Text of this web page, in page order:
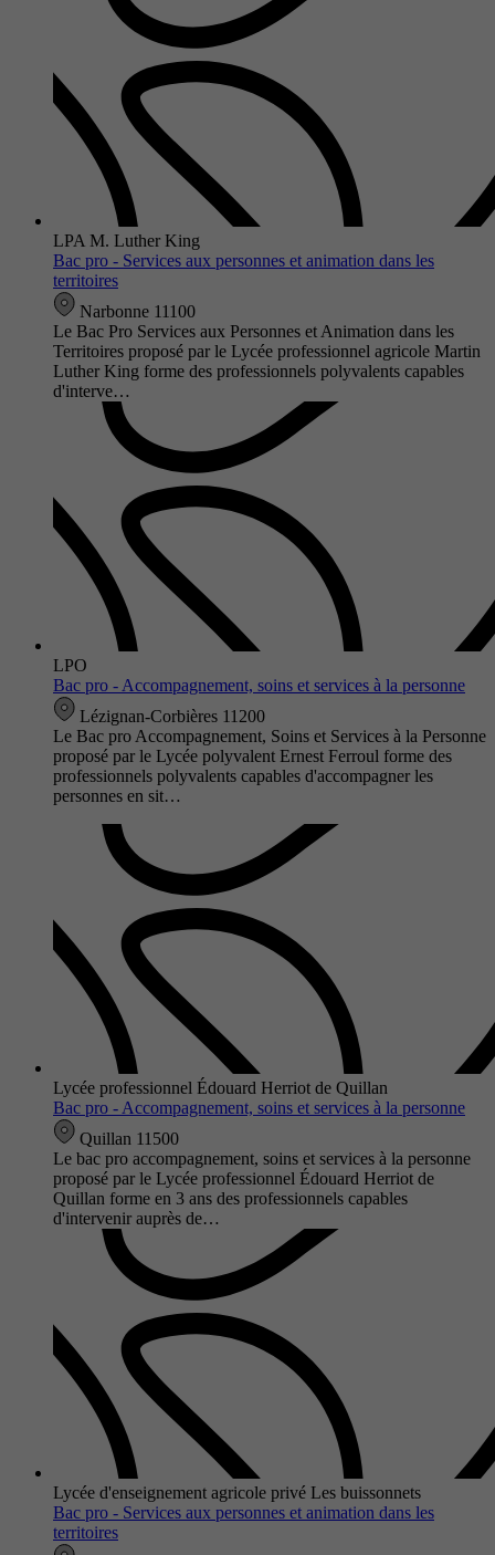
LPA M. Luther King
Bac pro - Services aux personnes et animation dans les
territoires
Narbonne 11100
Le Bac Pro Services aux Personnes et Animation dans les
Territoires proposé par le Lycée professionnel agricole Martin
Luther King forme des professionnels polyvalents capables
d'interve…
LPO
Bac pro - Accompagnement, soins et services à la personne
Lézignan-Corbières 11200
Le Bac pro Accompagnement, Soins et Services à la Personne
proposé par le Lycée polyvalent Ernest Ferroul forme des
professionnels polyvalents capables d'accompagner les
personnes en sit…
Lycée professionnel Édouard Herriot de Quillan
Bac pro - Accompagnement, soins et services à la personne
Quillan 11500
Le bac pro accompagnement, soins et services à la personne
proposé par le Lycée professionnel Édouard Herriot de
Quillan forme en 3 ans des professionnels capables
d'intervenir auprès de…
Lycée d'enseignement agricole privé Les buissonnets
Bac pro - Services aux personnes et animation dans les
territoires